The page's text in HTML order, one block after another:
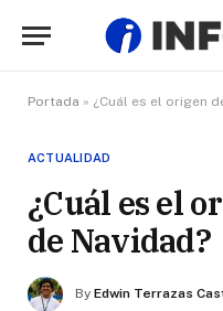
Portada » ¿Cuál es el origen
ACTUALIDAD
¿Cuál es el
de Navidad?
By Edwin Terrazas